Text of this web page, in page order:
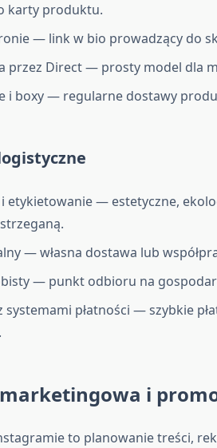
karty produktu.
— link w bio prowadzący do
przez Direct — prosty model dla
i boxy — regularne dostawy
etykietowanie — estetyczne,
— własna dostawa lub
— punkt odbioru na
systemami płatności — szybkie
i
to planowanie treści,